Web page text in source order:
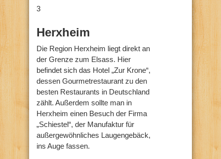
3
Herxheim
Die Region Herxheim liegt direkt an
der Grenze zum Elsass. Hier
befindet sich das Hotel „Zur Krone“,
dessen Gourmetrestaurant zu den
besten Restaurants in Deutschland
zählt. Außerdem sollte man in
Herxheim einen Besuch der Firma
„Schiestel“, der Manufaktur für
außergewöhnliches Laugengebäck,
ins Auge fassen.